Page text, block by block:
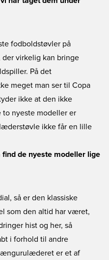
fodboldstøvler på
der virkelig kan bringe
På det
meget man ser til Copa
ikke at den ikke
to nyeste modeller er
ikke får en lille
find de nyeste modeller lige
så er den klassiske
som den altid har været,
hist og her, så
i forhold til andre
er et af